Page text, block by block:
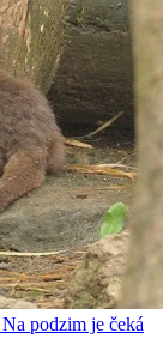
podzim je čeká